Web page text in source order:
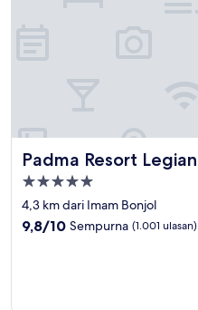
Padma Resort Legian
Padma Resort Legian
Properti
bintang
5.0
4,3 km dari Imam Bonjol
9.8
9,8/10 Sempurna (1.001 ulasan)